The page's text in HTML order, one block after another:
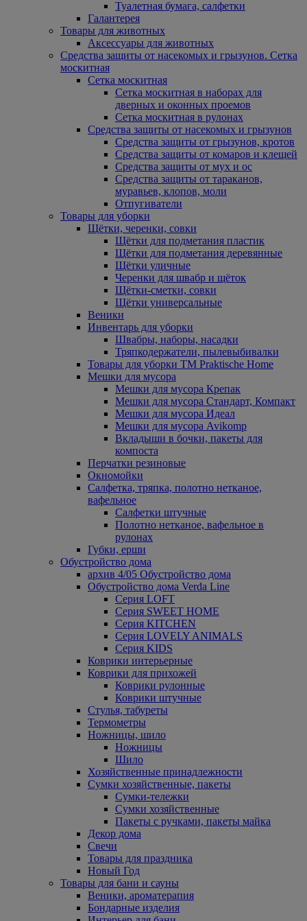
Туалетная бумага, салфетки
Галантерея
Товары для животных
Аксессуары для животных
Средства защиты от насекомых и грызунов. Сетка
москитная
Сетка москитная
Сетка москитная в наборах для
дверных и оконных проемов
Сетка москитная в рулонах
Средства защиты от насекомых и грызунов
Средства защиты от грызунов, кротов
Средства защиты от комаров и клещей
Средства защиты от мух и ос
Средства защиты от тараканов,
муравьев, клопов, моли
Отпугиватели
Товары для уборки
Щётки, черенки, совки
Щётки для подметания пластик
Щётки для подметания деревянные
Щётки уличные
Черенки для швабр и щёток
Щётки-сметки, совки
Щётки универсальные
Веники
Инвентарь для уборки
Швабры, наборы, насадки
Тряпкодержатели, пылевыбивалки
Товары для уборки ТМ Praktische Home
Мешки для мусора
Мешки для мусора Крепак
Мешки для мусора Стандарт, Компакт
Мешки для мусора Идеал
Мешки для мусора Avikomp
Вкладыши в бочки, пакеты для
компоста
Перчатки резиновые
Окномойки
Салфетка, тряпка, полотно нетканое,
вафельное
Салфетки штучные
Полотно нетканое, вафельное в
рулонах
Губки, ерши
Обустройство дома
архив 4/05 Обустройство дома
Обустройство дома Verda Line
Серия LOFT
Серия SWEET HOME
Серия KITCHEN
Серия LOVELY ANIMALS
Серия KIDS
Коврики интерьерные
Коврики для прихожей
Коврики рулонные
Коврики штучные
Стулья, табуреты
Термометры
Ножницы, шило
Ножницы
Шило
Хозяйственные принадлежности
Сумки хозяйственные, пакеты
Сумки-тележки
Сумки хозяйственные
Пакеты с ручками, пакеты майка
Декор дома
Свечи
Товары для праздника
Новый Год
Товары для бани и сауны
Веники, ароматерапия
Бондарные изделия